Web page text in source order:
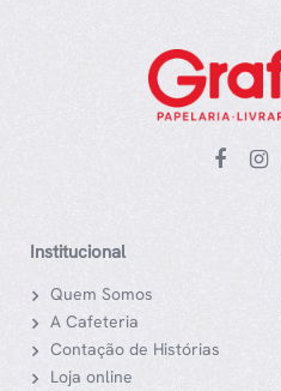
Institucional
Quem Somos
A Cafeteria
Contação de Histórias
Loja online